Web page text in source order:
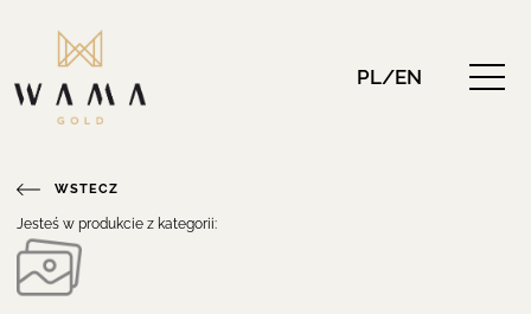
PL/EN
WSTECZ
Jesteś w produkcie z kategorii: